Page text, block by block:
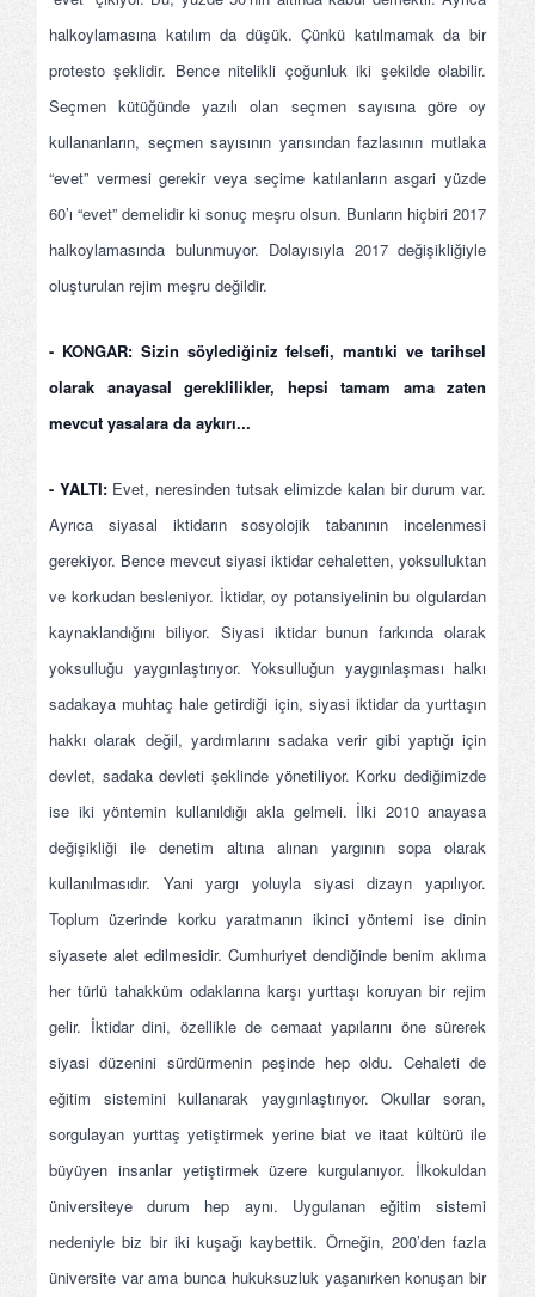
halkoylamasına katılım da düşük. Çünkü katılmamak da bir
protesto şeklidir. Bence nitelikli çoğunluk iki şekilde olabilir.
Seçmen kütüğünde yazılı olan seçmen sayısına göre oy
kullananların, seçmen sayısının yarısından fazlasının mutlaka
“evet” vermesi gerekir veya seçime katılanların asgari yüzde
60’ı “evet” demelidir ki sonuç meşru olsun. Bunların hiçbiri 2017
halkoylamasında bulunmuyor. Dolayısıyla 2017 değişikliğiyle
oluşturulan rejim meşru değildir.
- KONGAR: Sizin söylediğiniz felsefi, mantıki ve tarihsel
olarak anayasal gereklilikler, hepsi tamam ama zaten
mevcut yasalara da aykırı...
- YALTI:Evet, neresinden tutsak elimizde kalan bir durum var.
Ayrıca siyasal iktidarın sosyolojik tabanının incelenmesi
gerekiyor. Bence mevcut siyasi iktidar cehaletten, yoksulluktan
ve korkudan besleniyor. İktidar, oy potansiyelinin bu olgulardan
kaynaklandığını biliyor. Siyasi iktidar bunun farkında olarak
yoksulluğu yaygınlaştırıyor. Yoksulluğun yaygınlaşması halkı
sadakaya muhtaç hale getirdiği için, siyasi iktidar da yurttaşın
hakkı olarak değil, yardımlarını sadaka verir gibi yaptığı için
devlet, sadaka devleti şeklinde yönetiliyor. Korku dediğimizde
ise iki yöntemin kullanıldığı akla gelmeli. İlki 2010 anayasa
değişikliği ile denetim altına alınan yargının sopa olarak
kullanılmasıdır. Yani yargı yoluyla siyasi dizayn yapılıyor.
Toplum üzerinde korku yaratmanın ikinci yöntemi ise dinin
siyasete alet edilmesidir. Cumhuriyet dendiğinde benim aklıma
her türlü tahakküm odaklarına karşı yurttaşı koruyan bir rejim
gelir. İktidar dini, özellikle de cemaat yapılarını öne sürerek
siyasi düzenini sürdürmenin peşinde hep oldu. Cehaleti de
eğitim sistemini kullanarak yaygınlaştırıyor. Okullar soran,
sorgulayan yurttaş yetiştirmek yerine biat ve itaat kültürü ile
büyüyen insanlar yetiştirmek üzere kurgulanıyor. İlkokuldan
üniversiteye durum hep aynı. Uygulanan eğitim sistemi
nedeniyle biz bir iki kuşağı kaybettik. Örneğin, 200’den fazla
üniversite var ama bunca hukuksuzluk yaşanırken konuşan bir